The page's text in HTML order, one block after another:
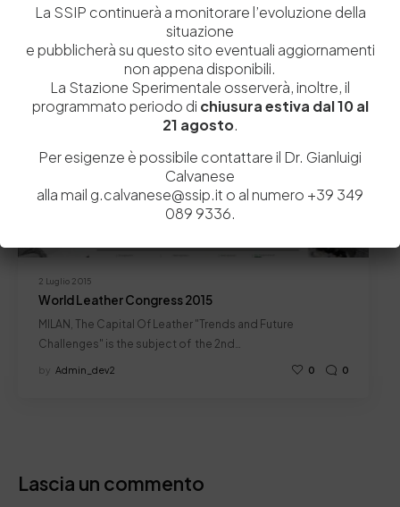
Related Posts
2 Luglio 2015
News
World Leather Congress 2015
MILAN, The Capital Of Leather "Trends and Future
Challenges" is the subject of the 2nd…
by Admin_dev2 0 0
Lascia un commento
La SSIP continuerà a monitorare l’evoluzione della
situazione
e pubblicherà su questo sito eventuali aggiornamenti
non appena disponibili.
La Stazione Sperimentale osserverà, inoltre, il
programmato periodo di chiusura estiva dal 10 al
21 agosto.
Per esigenze è possibile contattare il Dr. Gianluigi
Calvanese
alla mail g.calvanese@ssip.it o al numero +39 349
089 9336.